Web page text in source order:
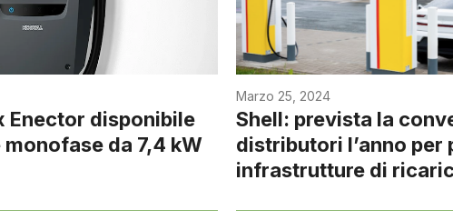
Enector disponibile
da 7,4 kW
Marzo 25, 2024
Shell: prevista la
distributori l’anno per
infrastrutture di